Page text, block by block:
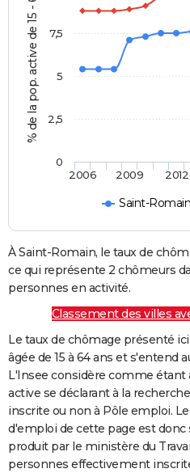
% de la pop. active de 15 - 64 ans
Saint-Romain
2006 2009 2012
0
2,5
5
7,5
À Saint-Romain, le taux de
ce qui représente 2 chômeurs
personnes en activité.
Classement des villes
Le taux de chômage présenté
âgée de 15 à 64 ans et s'entend
L'Insee considère comme
active se déclarant à la
inscrite ou non à Pôle emploi.
d'emploi de cette page est donc
produit par le ministère du
personnes effectivement